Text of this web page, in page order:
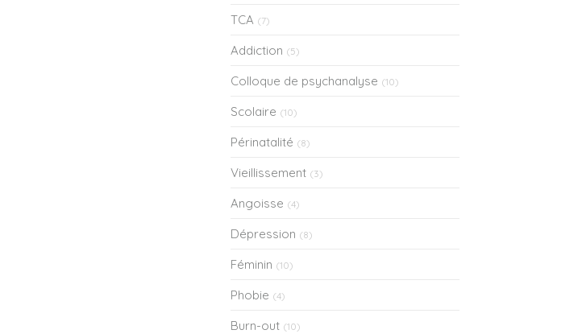
TCA (7)
Addiction (5)
Colloque de psychanalyse (10)
Scolaire (10)
Périnatalité (8)
Vieillissement (3)
Angoisse (4)
Dépression (8)
Féminin (10)
Phobie (4)
Burn-out (10)